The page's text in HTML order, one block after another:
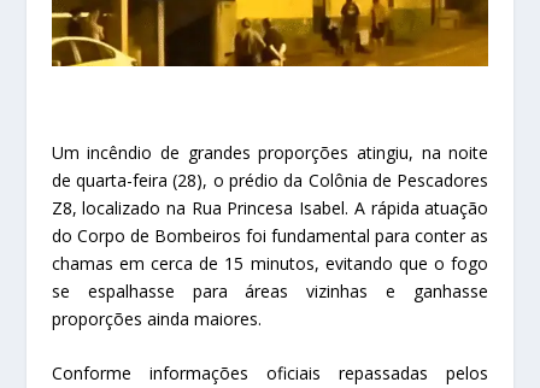
Um incêndio de grandes proporções atingiu, na noite
de quarta-feira (28), o prédio da Colônia de Pescadores
Z8, localizado na Rua Princesa Isabel. A rápida atuação
do Corpo de Bombeiros foi fundamental para conter as
chamas em cerca de 15 minutos, evitando que o fogo
se espalhasse para áreas vizinhas e ganhasse
proporções ainda maiores.
Conforme informações oficiais repassadas pelos